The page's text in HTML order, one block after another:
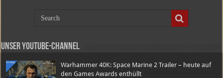
Unser Youtube-Channel
Warhammer 40K: Space Marine 2 Trailer – heute auf
den Games Awards enthüllt